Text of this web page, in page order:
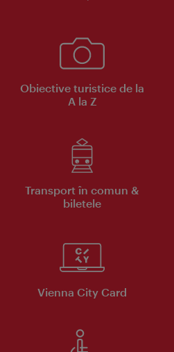
Obiective turistice de la
A la Z
Transport în comun &
biletele
Vienna City Card